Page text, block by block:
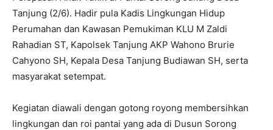
Tanjung (2/6). Hadir pula Kadis Lingkungan Hidup
Perumahan dan Kawasan Pemukiman KLU M Zaldi
Rahadian ST, Kapolsek Tanjung AKP Wahono Brurie
Cahyono SH, Kepala Desa Tanjung Budiawan SH, serta
masyarakat setempat.
Kegiatan diawali dengan gotong royong membersihkan
lingkungan dan roi pantai yang ada di Dusun Sorong